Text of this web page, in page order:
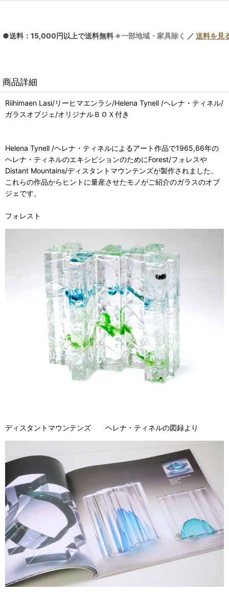
●送料：15,000円以上で送料無料 ※一部地域・家具除く ／ 送料を見
商品詳細
Riihimaen Lasi/リーヒマエンラシ/Helena Tynell /ヘレナ・ティネル/
ガラスオブジェ/オリジナルＢＯＸ付き
Helena Tynell /ヘレナ・ティネルによるアート作品で1965,66年の
ヘレナ・ティネルのエキシビションのためにForest/フォレスや
Distant Mountains/ディスタントマウンテンズが製作されました。
これらの作品からヒントに量産させたモノがご紹介のガラスのオブ
ジェです。
フォレスト
ディスタントマウンテンズ ヘレナ・ティネルの図録より